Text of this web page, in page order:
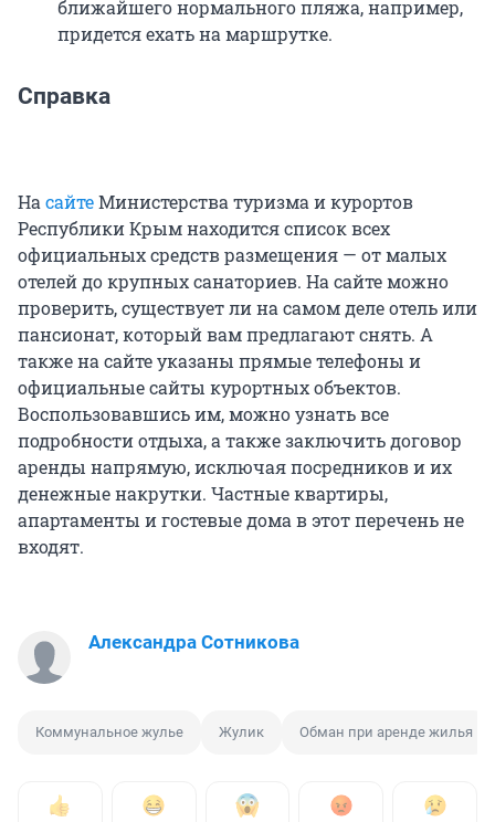
ближайшего нормального пляжа, например,
придется ехать на маршрутке.
Справка
На сайтеМинистерства туризма и курортов
Республики Крым находится список всех
официальных средств размещения — от малых
отелей до крупных санаториев. На сайте можно
проверить, существует ли на самом деле отель или
пансионат, который вам предлагают снять. А
также на сайте указаны прямые телефоны и
официальные сайты курортных объектов.
Воспользовавшись им, можно узнать все
подробности отдыха, а также заключить договор
аренды напрямую, исключая посредников и их
денежные накрутки. Частные квартиры,
апартаменты и гостевые дома в этот перечень не
входят.
Александра Сотникова
Коммунальное жулье Жулик Обман при аренде жилья